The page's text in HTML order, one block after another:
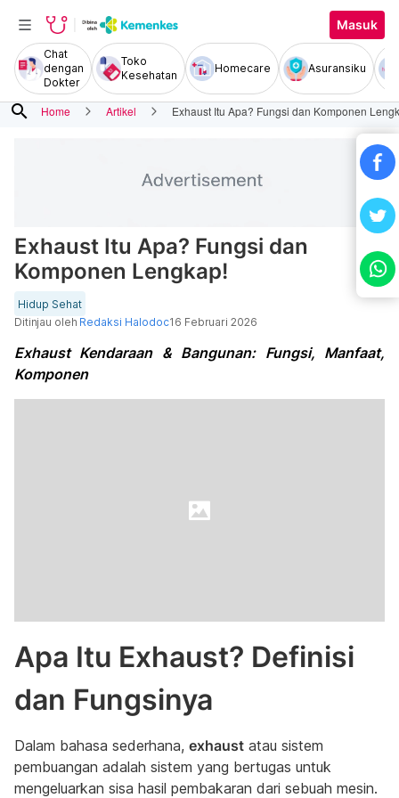
Masuk
Chat
dengan
Dokter
Toko
Kesehatan
Homecare Asuransiku
search Home Artikel Exhaust Itu Apa? Fungsi dan Komponen
Exhaust Itu Apa? Fungsi dan
Komponen Lengkap!
Hidup Sehat
Ditinjau oleh Redaksi Halodoc16 Februari 2026
Exhaust Kendaraan & Bangunan: Fungsi, Manfaat,
Komponen
Apa Itu Exhaust? Definisi
dan Fungsinya
Dalam bahasa sederhana, exhaust atau sistem
pembuangan adalah sistem yang bertugas untuk
mengeluarkan sisa hasil pembakaran dari sebuah mesin.